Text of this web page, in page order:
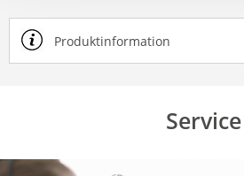
Produktinformation
Service